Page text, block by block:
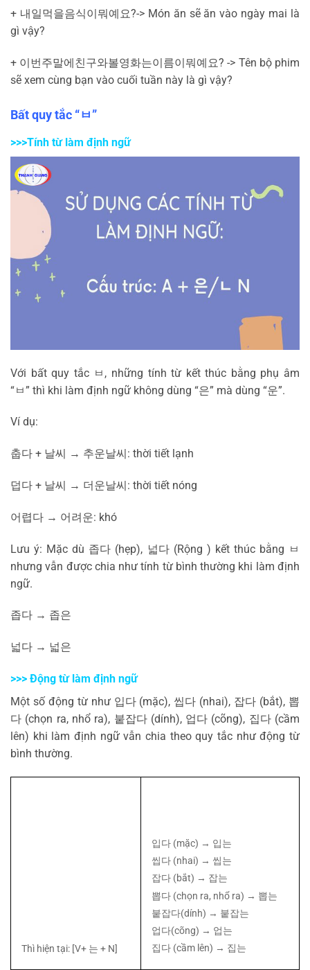
+ 내일먹을음식이 뭐예요?-> Món ăn sẽ ăn vào ngày mai là
gì vậy?
+ 이번주말에친구와볼영화는이름이뭐예요? -> Tên bộ phim
sẽ xem cùng bạn vào cuối tuần này là gì vậy?
Bất quy tắc “ㅂ”
>>>Tính từ làm định ngữ
Với bất quy tắc ㅂ , những tính từ kết thúc bằng phụ âm
“ㅂ” thì khi làm định ngữ không dùng “은” mà dùng “운”.
Ví dụ:
춥다 + 날씨 → 추운날씨 : thời tiết lạnh
덥다 + 날씨 → 더운날씨: thời tiết nóng
어렵다 → 어려운: khó
Lưu ý: Mặc dù 좁다 (hẹp), 넓다(Rộng ) kết thúc bằng ㅂ
nhưng vẫn được chia như tính từ bình thường khi làm định
ngữ.
좁다 → 좁은
넓다 → 넓은
>>> Động từ làm định ngữ
Một số động từ như 입다(mặc), 씹다 (nhai), 잡다 (bắt), 뽑
다 (chọn ra, nhổ ra), 붙잡다(dính), 업다 (cõng), 집다(cầm
lên) khi làm định ngữ vẫn chia theo quy tắc như động từ
bình thường.
Thì hiện tại: [V+ 는 + N]
입다(mặc) → 입는
씹다(nhai) → 씹는
잡다(bắt) → 잡는
뽑다(chọn ra, nhổ ra) → 뽑는
붙잡다(dính) → 붙잡는
업다(cõng) → 업는
집다(cầm lên) → 집는